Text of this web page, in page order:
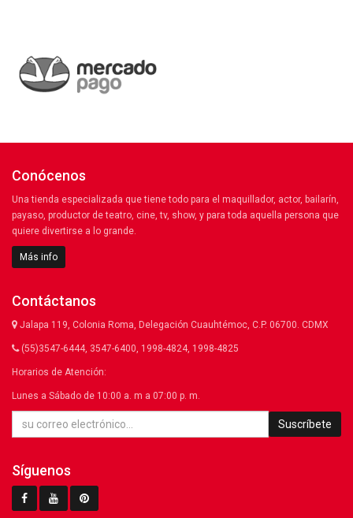
Conócenos
Una tienda especializada que tiene todo para el maquillador, actor, bailarín,
payaso, productor de teatro, cine, tv, show, y para toda aquella persona que
quiere divertirse a lo grande.
Más info
Contáctanos
Jalapa 119, Colonia Roma, Delegación Cuauhtémoc, C.P. 06700. CDMX
(55)3547-6444, 3547-6400, 1998-4824, 1998-4825
Horarios de Atención:
Lunes a Sábado de 10:00 a. m a 07:00 p. m.
Suscríbete
Síguenos